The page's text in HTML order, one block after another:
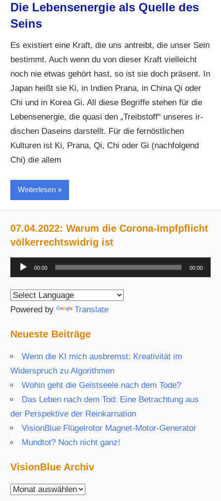
Die Lebensenergie als Quelle des
Seins
Es existiert eine Kraft, die uns antreibt, die unser Sein
bestimmt. Auch wenn du von dieser Kraft vielleicht
noch nie etwas gehört hast, so ist sie doch präsent. In
Japan heißt sie Ki, in Indien Prana, in China Qi oder
Chi und in Korea Gi. All diese Begriffe stehen für die
Lebensenergie, die quasi den „Treibstoff“ unseres ir-
dischen Daseins darstellt. Für die fernöstlichen
Kulturen ist Ki, Prana, Qi, Chi oder Gi (nachfolgend
Chi) die allem
Weiterlesen
07.04.2022: Warum die Corona-Impfpflicht
völkerrechtswidrig ist
Audio-
Player
00:00 00:00
Powered by Translate
Neueste Beiträge
Wenn die KI mich ausbremst: Kreativität im
Widerspruch zu Algorithmen
Wohin geht die Geistseele nach dem Tode?
Das Leben nach dem Tod: Eine Betrachtung aus
der Perspektive der Reinkarnation
VisionBlue Flügelrotor Magnet-Motor-Generator
Mundtot? Noch nicht ganz!
VisionBlue Archiv
VisionBlue